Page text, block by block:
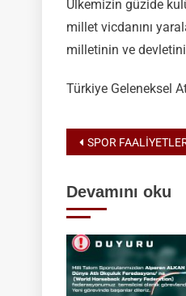
Ülkemizin güzide
millet vicdanını
milletinin ve
Türkiye Geleneksel
Yazı
SPOR FAALİYETLERİNİN İPTALİ
Devamını oku